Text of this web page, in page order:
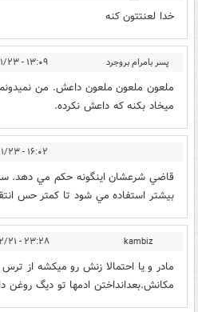
خدا لعنتتون کنه
پسر بامرام بروجرد ۱۳:۰۹ - ۱۳۹۳/۱۱/۲۳
ملعون ملعون ملعون داعش. من نمیدونم
میخاد بکنه که داعش نکرده.
۱۶:۰۲ - ۱۳۹۳/۱۱/۲۳
قاضي شرعشان اينگونه حكم مي دهد.
بيشتر استفاده مي شود تا كمتر حس
kambiz ۲۳:۲۸ - ۱۳۹۳/۱۲/۲۱
مادر و یا احتمالا زنش رو میکشه از
مکانش.بعدانداختن ادمها تو دیگ روغن